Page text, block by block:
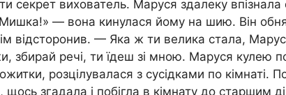
секрет вихователь. Маруся здалеку
— вона кинулася йому на шию. Він
відсторонив. — Яка ж ти велика стала,
збирай речі, ти їдеш зі мною. Маруся кулею
розцілувалася з сусідками по кімнаті.
щось згадала і побігла в кімнату до старшим